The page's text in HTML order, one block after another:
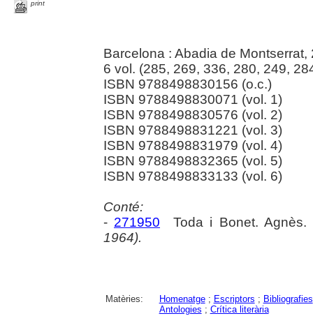
print
Barcelona : Abadia de Montserrat,
6 vol. (285, 269, 336, 280, 249,
ISBN 9788498830156 (o.c.)
ISBN 9788498830071 (vol. 1)
ISBN 9788498830576 (vol. 2)
ISBN 9788498831221 (vol. 3)
ISBN 9788498831979 (vol. 4)
ISBN 9788498832365 (vol. 5)
ISBN 9788498833133 (vol. 6)
Conté:
- 271950 Toda i Bonet. Agnès.
1964).
Matèries: Homenatge; Escriptors ; Bibliografies
Antologies ; Crítica literària